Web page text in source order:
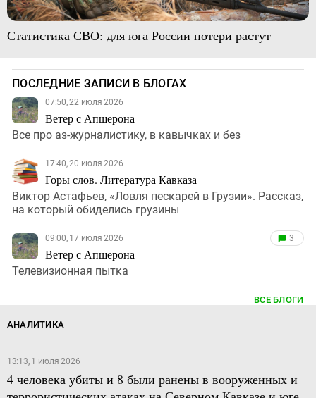
Статистика СВО: для юга России потери растут
ПОСЛЕДНИЕ ЗАПИСИ В БЛОГАХ
07:50, 22 июля 2026
Ветер с Апшерона
Все про аз-журналистику, в кавычках и без
17:40, 20 июля 2026
Горы слов. Литература Кавказа
Виктор Астафьев, «Ловля пескарей в Грузии». Рассказ,
на который обиделись грузины
09:00, 17 июля 2026
Ветер с Апшерона
3
Телевизионная пытка
ВСЕ БЛОГИ
АНАЛИТИКА
13:13, 1 июля 2026
4 человека убиты и 8 были ранены в вооруженных и